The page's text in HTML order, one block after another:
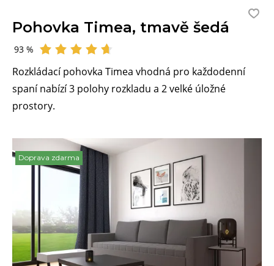
Pohovka Timea, tmavě šedá
Hodnocení
93 %
Rozkládací pohovka Timea vhodná pro každodenní
spaní nabízí 3 polohy rozkladu a 2 velké úložné
prostory.
Doprava zdarma